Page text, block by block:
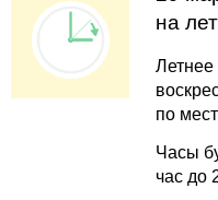
на
Летнее
по
Часы
час до